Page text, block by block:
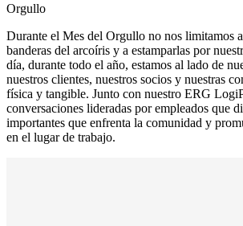
Orgullo
Durante el Mes del Orgullo no nos limitamos
banderas del arcoíris y a estamparlas por
día, durante todo el año, estamos al lado de
nuestros clientes, nuestros socios y nuestras
física y tangible. Junto con nuestro ERG
conversaciones lideradas por empleados que
importantes que enfrenta la comunidad y
en el lugar de trabajo.